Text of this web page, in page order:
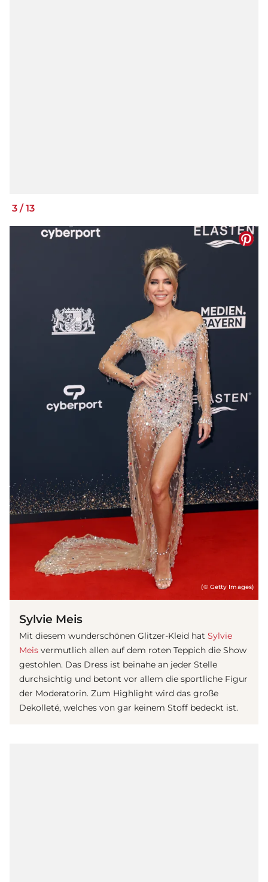
3 /13
(© Getty Images)
Sylvie Meis
Mit diesem wunderschönen Glitzer-Kleid hat Sylvie
Meis vermutlich allen auf dem roten Teppich die Show
gestohlen. Das Dress ist beinahe an jeder Stelle
durchsichtig und betont vor allem die sportliche Figur
der Moderatorin. Zum Highlight wird das große
Dekolleté, welches von gar keinem Stoff bedeckt ist.